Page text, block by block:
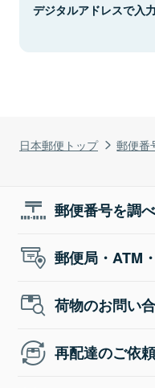
日本郵便トップ 郵便番
デジタルアドレスで入
郵便番号を調
郵便局・ATM
荷物のお問い
再配達のご依